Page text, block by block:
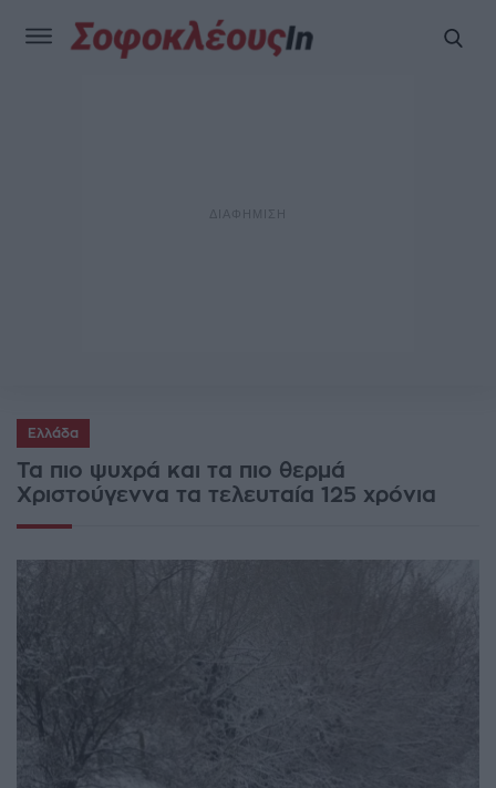
Ελλάδα
Τα πιο ψυχρά και τα πιο θερμά
Χριστούγεννα τα τελευταία 125 χρόνια